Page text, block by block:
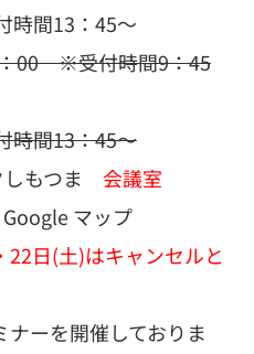
間13：45～
00 ※受付時間9：45
間13：45～
しもつま 会議室
マップ
日(土)はキャンセルと
ーを開催しておりま